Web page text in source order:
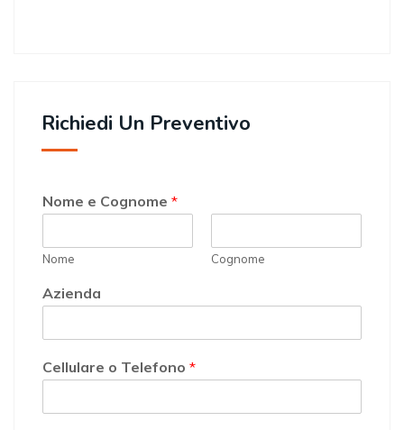
Richiedi Un Preventivo
Nome e Cognome *
Nome Cognome
Azienda
Cellulare o Telefono *